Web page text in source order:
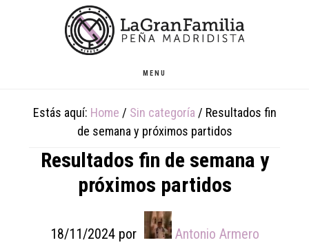
MENU
Estás aquí: Home / Sin categoría / Resultados fin
de semana y próximos partidos
Resultados fin de semana y
próximos partidos
18/11/2024por Antonio Armero